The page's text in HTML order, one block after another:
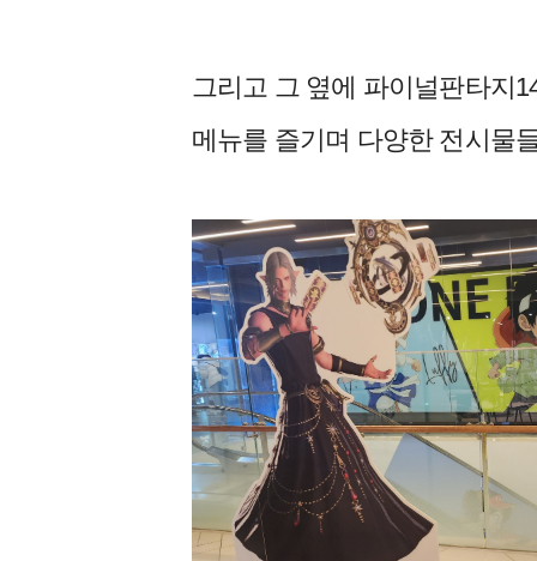
그리고 그 옆에 파이널판타지
메뉴를 즐기며 다양한 전시물